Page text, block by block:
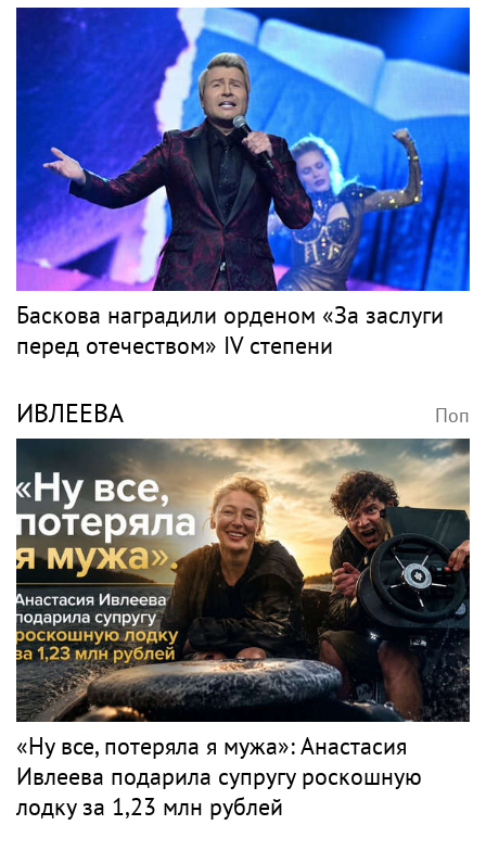
Баскова наградили орденом «За заслуги
перед отечеством» IV степени
ИВЛЕЕВА Поп
«Ну все, потеряла я мужа»: Анастасия
Ивлеева подарила супругу роскошную
лодку за 1,23 млн рублей